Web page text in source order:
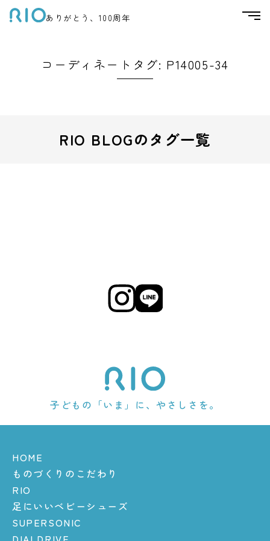
ありがとう、100周年
コーディネートタグ: P14005-34
RIO BLOGのタグ一覧
子どもの「いま」に、やさしさを。
HOME
ものづくりのこだわり
RIO
足にいいベビーシューズ
SUPERSONIC